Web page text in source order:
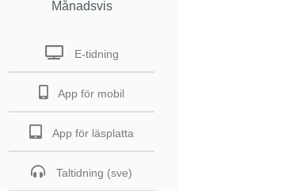
Månadsvis
E-tidning
App för mobil
App för läsplatta
Taltidning (sve)